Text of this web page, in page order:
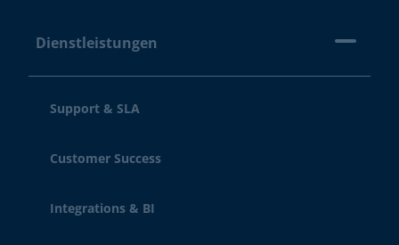
Dienstleistungen
Support & SLA
Customer Success
Integrations & BI